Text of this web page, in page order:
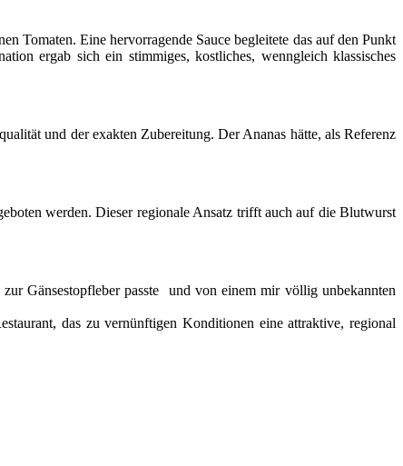
Tomaten. Eine hervorragende Sauce begleitete das auf den Punkt
ergab sich ein stimmiges, kostliches, wenngleich klassisches
und der exakten Zubereitung. Der Ananas hätte, als Referenz
werden. Dieser regionale Ansatz trifft auch auf die Blutwurst
Gänsestopfleber passte
und von einem mir völlig unbekannten
das zu vernünftigen Konditionen eine attraktive, regional